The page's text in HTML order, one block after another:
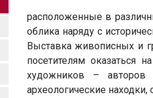
расположенные в
облика наряду с
Выставка живописных и
посетителям оказаться
художников – авторов
археологические